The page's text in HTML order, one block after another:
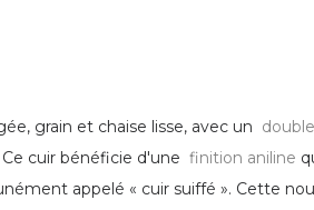
grain et chaise lisse, avec un double
cuir bénéficie d'une finition aniline
appelé « cuir suiffé ». Cette